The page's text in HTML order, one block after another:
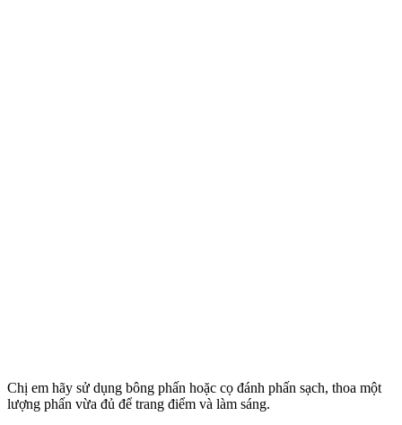
Chị em hãy sử dụng bông phấn hoặc cọ đánh phấn sạch, thoa một
lượng phấn vừa đủ để trang điểm và làm sáng.